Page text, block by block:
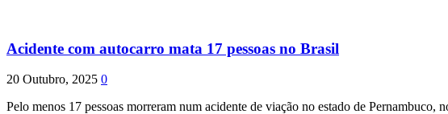
Acidente com autocarro mata 17 pessoas no Brasil
20 Outubro, 2025 0
Pelo menos 17 pessoas morreram num acidente de viação no estado de